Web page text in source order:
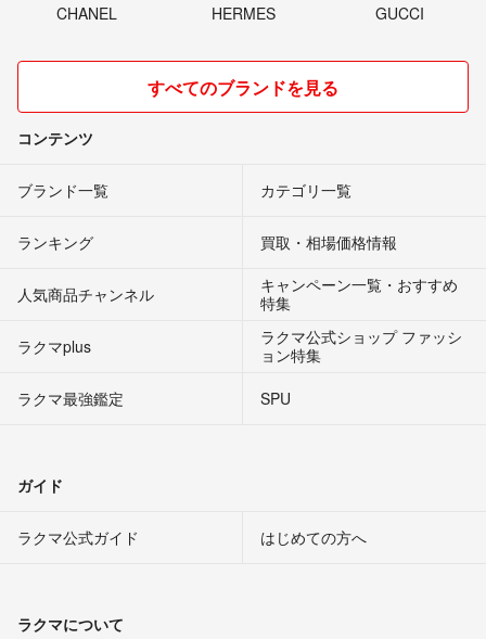
CHANEL HERMES GUCCI
すべてのブランドを見る
コンテンツ
ブランド一覧 カテゴリ一覧
ランキング 買取・相場価格情報
人気商品チャンネル
キャンペーン一覧・おすすめ
特集
ラクマplus
ラクマ公式ショップ ファッシ
ョン特集
ラクマ最強鑑定
SPU
ガイド
ラクマ公式ガイド はじめての方へ
ラクマについて